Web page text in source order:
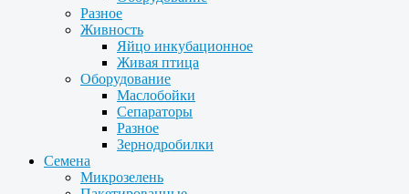
Разное
Живность
Яйцо инкубационное
Живая птица
Оборудование
Маслобойки
Сепараторы
Разное
Зернодробилки
Семена
Микрозелень